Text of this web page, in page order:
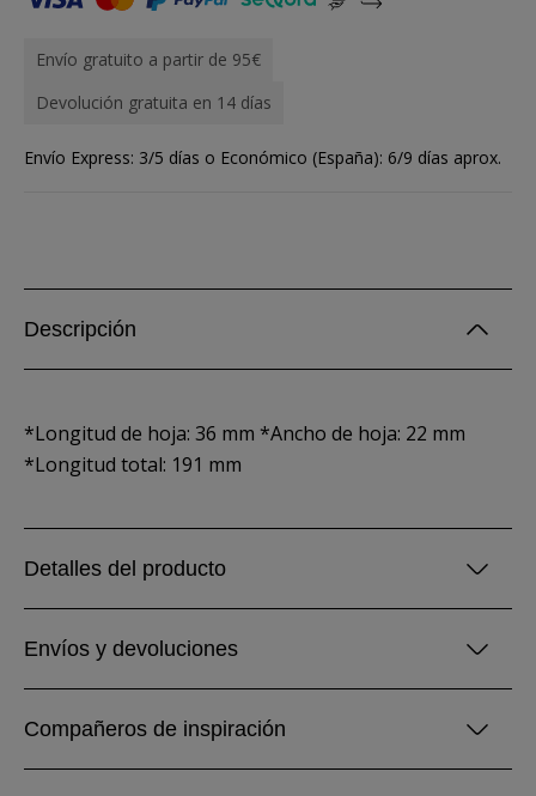
Envío gratuito a partir de 95€
Devolución gratuita en 14 días
Envío Express: 3/5 días o Económico (España): 6/9 días aprox.
Descripción
*Longitud de hoja: 36 mm *Ancho de hoja: 22 mm
*Longitud total: 191 mm
Detalles del producto
Envíos y devoluciones
Compañeros de inspiración